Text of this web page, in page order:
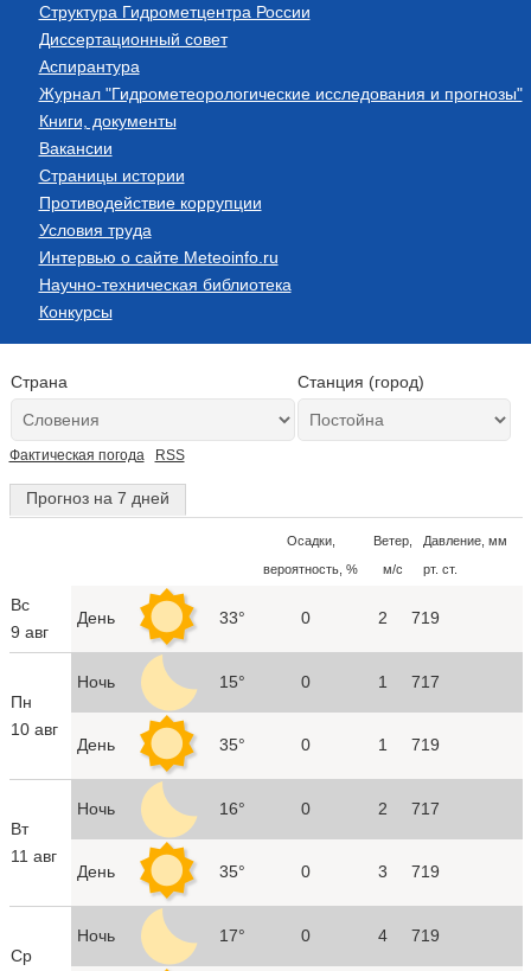
Структура Гидрометцентра России
Диссертационный совет
Аспирантура
Журнал "Гидрометеорологические исследования и прогнозы"
Книги, документы
Вакансии
Страницы истории
Противодействие коррупции
Условия труда
Интервью о сайте Meteoinfo.ru
Научно-техническая библиотека
Конкурсы
Страна Станция (город)
Фактическая погода RSS
Прогноз на 7 дней
Осадки,
вероятность, %
Ветер,
м/с
Давление, мм
рт. ст.
Вс
9 авг
День 33° 0 2 719
Пн
10 авг
Ночь 15° 0 1 717
День 35° 0 1 719
Вт
11 авг
Ночь 16° 0 2 717
День 35° 0 3 719
Ср
Ночь 17° 0 4 719